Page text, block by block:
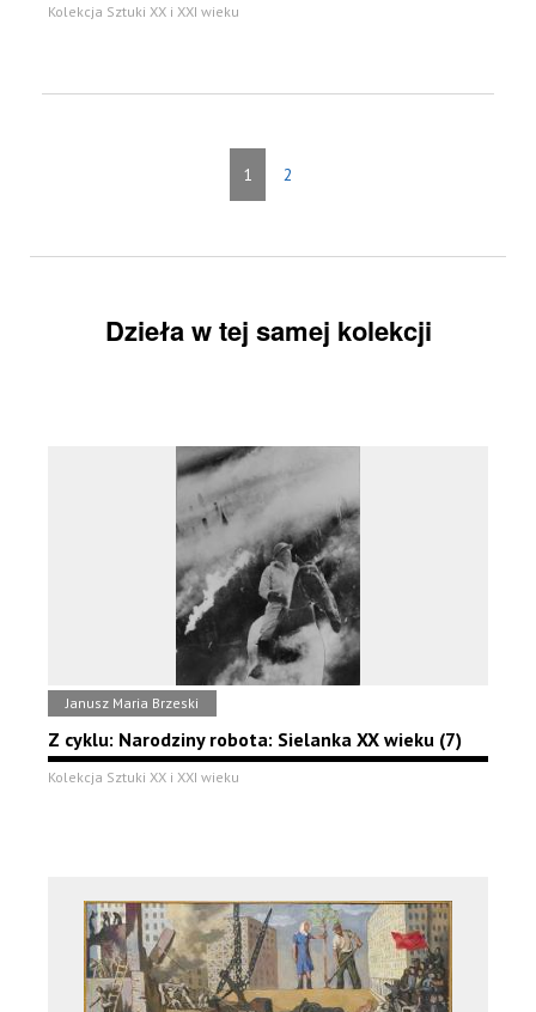
Kolekcja Sztuki XX i XXI wieku
1 2
Dzieła w tej samej kolekcji
Janusz Maria Brzeski
Z cyklu: Narodziny robota: Sielanka XX wieku (7)
Kolekcja Sztuki XX i XXI wieku